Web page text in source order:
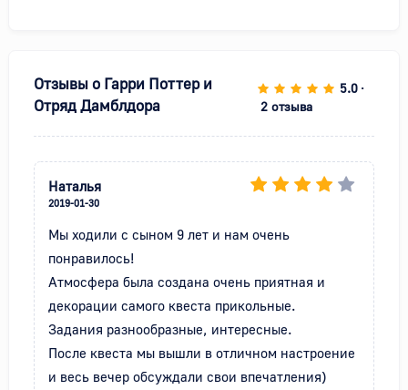
Отзывы о Гарри Поттер и
Отряд Дамблдора
5.0 •
2 отзыва
Наталья
2019-01-30
Мы ходили с сыном 9 лет и нам очень
понравилось!
Атмосфера была создана очень приятная и
декорации самого квеста прикольные.
Задания разнообразные, интересные.
После квеста мы вышли в отличном настроение
и весь вечер обсуждали свои впечатления)